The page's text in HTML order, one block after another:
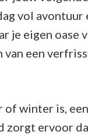
vol avontuur
je eigen oase
van een
of winter is,
zorgt ervoor